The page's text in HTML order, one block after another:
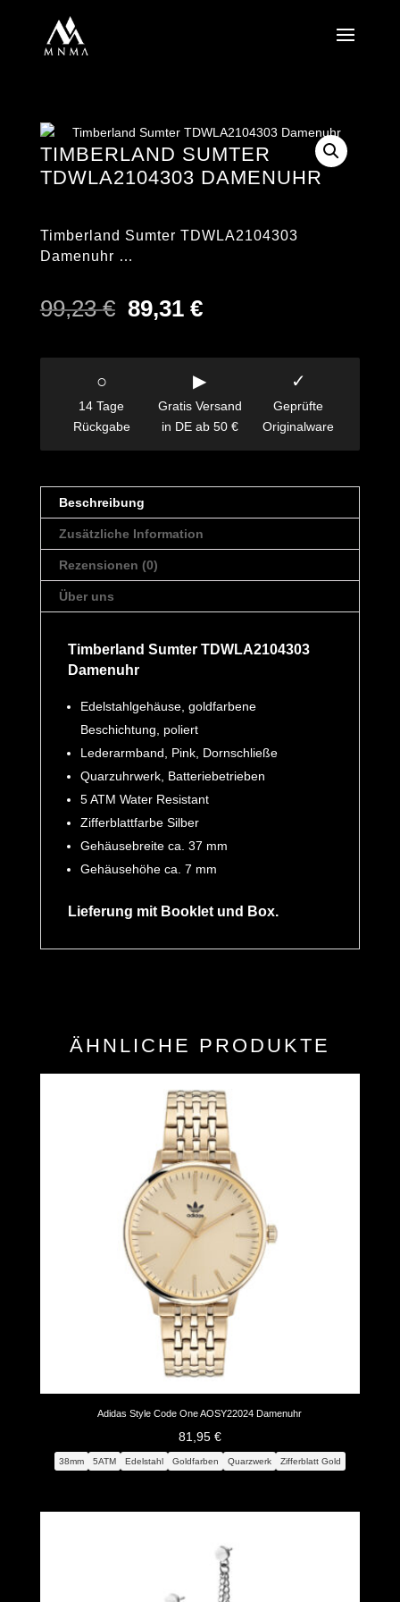
TIMBERLAND SUMTER
TDWLA2104303 DAMENUHR
Timberland Sumter TDWLA2104303
Damenuhr …
99,23€ Ursprünglicher
Preis
99,23 €
89,31 €Aktueller
○
14 Tage
Rückgabe
▶
Gratis Versand
in DE ab 50 €
✓
Geprüfte
Originalware
Beschreibung
Zusätzliche Information
Rezensionen (0)
Über uns
Timberland Sumter TDWLA2104303
Damenuhr
Edelstahlgehäuse, goldfarbene
Beschichtung, poliert
Lederarmband, Pink, Dornschließe
Quarzuhrwerk, Batteriebetrieben
5 ATM Water Resistant
Zifferblattfarbe Silber
Gehäusebreite ca. 37 mm
Gehäusehöhe ca. 7 mm
Lieferung mit Booklet und Box.
ÄHNLICHE PRODUKTE
Adidas Style Code One AOSY22024 Damenuhr
81,95 €
38mm 5ATM Edelstahl Goldfarben Quarzwerk Zifferblatt Gold